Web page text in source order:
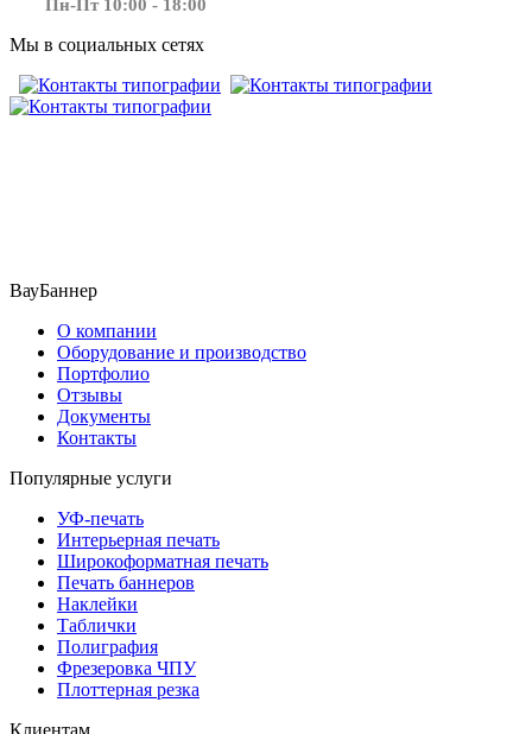
Пн-Пт 10:00 - 18:00
Мы в социальных сетях
ВауБаннер
О компании
Оборудование и производство
Портфолио
Отзывы
Документы
Контакты
Популярные услуги
УФ-печать
Интерьерная печать
Широкоформатная печать
Печать баннеров
Наклейки
Таблички
Полиграфия
Фрезеровка ЧПУ
Плоттерная резка